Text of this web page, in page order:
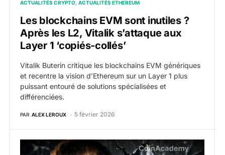
ACTUALITÉS CRYPTO ACTUALITÉS ETHEREUM
Les blockchains EVM sont inutiles ?
Après les L2, Vitalik s’attaque aux
Layer 1 ‘copiés-collés’
Vitalik Buterin critique les blockchains EVM génériques
et recentre la vision d’Ethereum sur un Layer 1 plus
puissant entouré de solutions spécialisées et
différenciées.
PAR ALEX LEROUX 5 février 2026
« Vous ne scalez pas Ethereum » : Vitalik Buterin